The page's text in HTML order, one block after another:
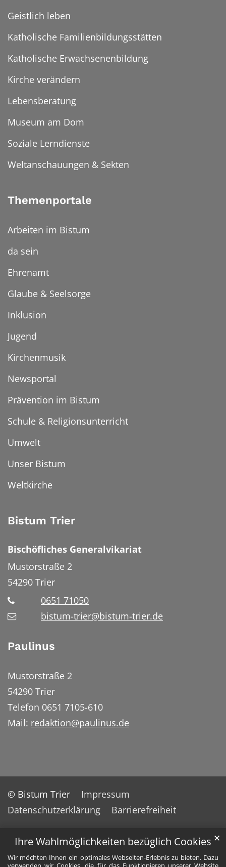
Ihre Wahlmöglichkeiten bezüglich Cookies
Wir möchten Ihnen ein optimales Webseiten-Erlebnis zu bieten. Dazu
✕
Geistlich leben
Katholische Familienbildungsstätten
Katholische Erwachsenenbildung
Kirche verändern
Lebensberatung
Museum am Dom
Soziale Lerndienste
Weltanschauungen & Sekten
Themenportale
Arbeiten im Bistum
da sein
Ehrenamt
Glaube & Seelsorge
Inklusion
Jugend
Kirchenmusik
Newsportal
Prävention im Bistum
Schule & Religionsunterricht
Umwelt
Unser Bistum
Weltkirche
Bistum Trier
Bischöfliches Generalvikariat
Mustorstraße 2
54290 Trier
0651 71050
bistum-trier@bistum-trier.de
Paulinus
Mustorstraße 2
54290 Trier
Telefon 0651 7105-610
Mail: redaktion@paulinus.de
© Bistum Trier
Impressum
Datenschutzerklärung
Barrierefreiheit